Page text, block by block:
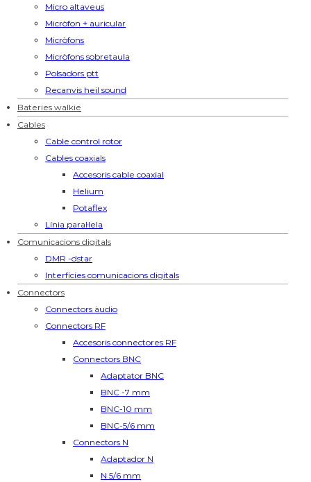
Micro altaveus
Micròfon + auricular
Micròfons
Micròfons sobretaula
Polsadors ptt
Recanvis heil sound
Bateries walkie
Cables
Cable control rotor
Cables coaxials
Accesoris cable coaxial
Helium
Potaflex
Línia paral·lela
Comunicacions digitals
DMR -dstar
Interfícies comunicacions digitals
Connectors
Connectors àudio
Connectors RF
Accesoris connectores RF
Connectors BNC
Adaptator BNC
BNC -7 mm
BNC-10 mm
BNC-5/6 mm
Connectors N
Adaptador N
N 5/6 mm